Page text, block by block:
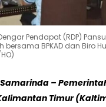
Pendapat (RDP)
bersama BPKAD dan Biro
–
Timur